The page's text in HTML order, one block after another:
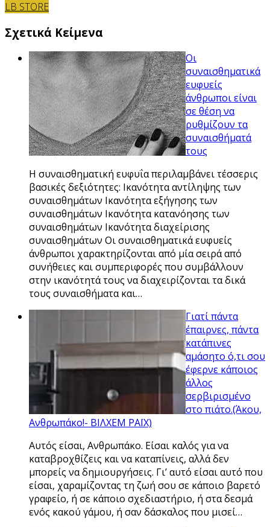
LB STORE
Σχετικά Κείμενα
Οι
συναισθηματικά
ευφυείς
άνθρωποι είναι
σε θέση να
ρυθμίζουν τα
συναισθήματά
τους
Η συναισθηματική ευφυΐα περιλαμβάνει τέσσερις
βασικές δεξιότητες: Ικανότητα αντίληψης των
συναισθημάτων Ικανότητα εξήγησης των
συναισθημάτων Ικανότητα κατανόησης των
συναισθημάτων Ικανότητα διαχείρισης
συναισθημάτων Οι συναισθηματικά ευφυείς
άνθρωποι χαρακτηρίζονται από μία σειρά από
συνήθειες και συμπεριφορές που συμβάλλουν
στην ικανότητά τους να διαχειρίζονται τα δικά
τους συναισθήματα και…
Γιατί πάντα
έπαιρνες, πάντα
κατάπινες
αμάσητο ό,τι σου
έφερνε κάποιος
άλλος
σερβιρισμένο
στο πιάτο.(Άκου,
Ανθρωπάκο!- ΒΙΛΧΕΜ ΡΑΪΧ)
Αυτός είσαι, Ανθρωπάκο. Είσαι καλός για να
καταβροχθίζεις και να καταπίνεις, αλλά δεν
μπορείς να δημιουργήσεις. Γι’ αυτό είσαι αυτό που
είσαι, χαραμίζοντας τη ζωή σου σε κάποιο βαρετό
γραφείο, ή σε κάποιο σχεδιαστήριο, ή στα δεσμά
ενός κακού γάμου, ή σαν δάσκαλος που μισεί…